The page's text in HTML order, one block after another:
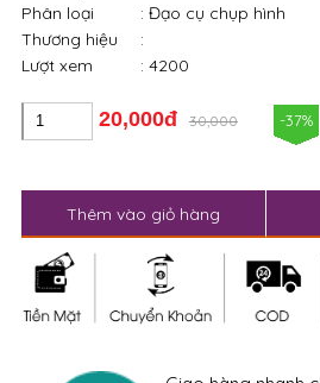
Phân loại
: Đạo cụ chụp hình
Thương hiệu
:
Lượt xem
: 4200
20,000đ 30,000 -37%
Thêm vào giỏ hàng